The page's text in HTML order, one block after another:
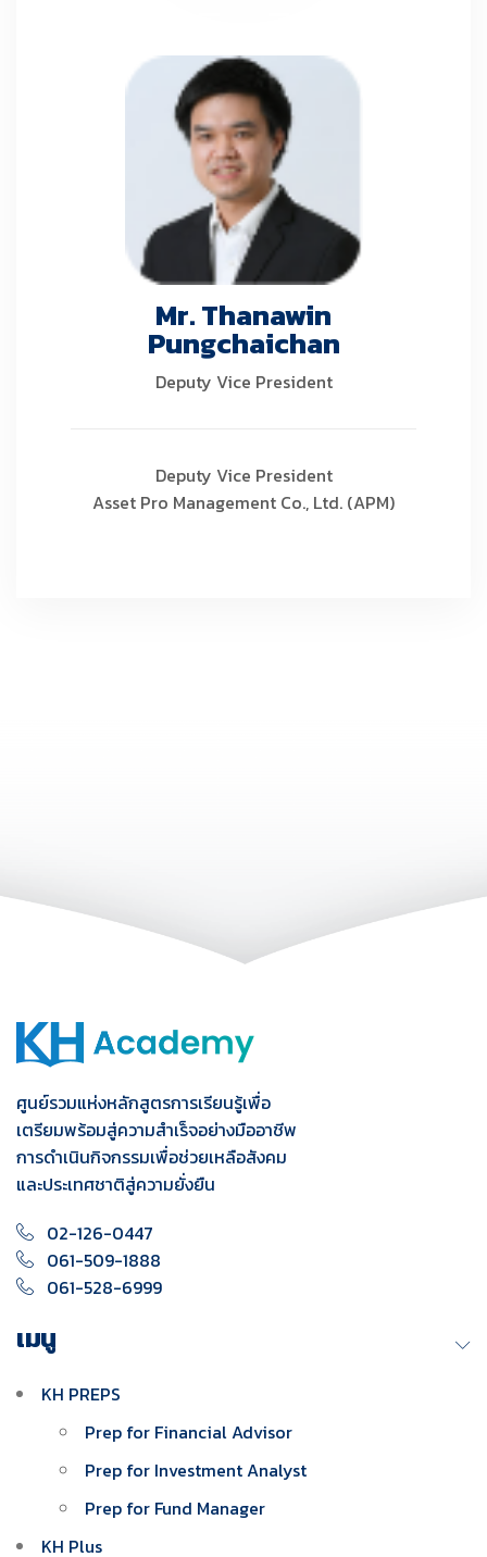
Mr. Thanawin
Pungchaichan
Deputy Vice President
Deputy Vice President
Asset Pro Management Co., Ltd. (APM)
ศูนย์รวมแห่งหลักสูตรการเรียนรู้เพื่อ
เตรียมพร้อมสู่ความสำเร็จอย่างมืออาชีพ
การดำเนินกิจกรรมเพื่อช่วยเหลือสังคม
และประเทศชาติสู่ความยั่งยืน
02-126-0447
061-509-1888
061-528-6999
เมนู
KH PREPS
Prep for Financial Advisor
Prep for Investment Analyst
Prep for Fund Manager
KH Plus